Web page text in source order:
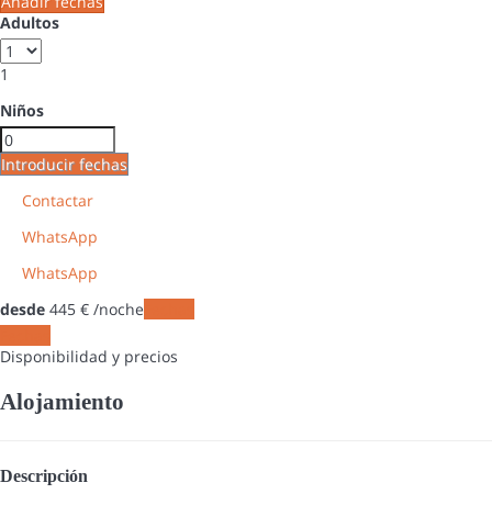
Adultos
1
Niños
Introducir fechas
Contactar
WhatsApp
WhatsApp
desde 445 € /noche
Disponibilidad y precios
Alojamiento
Descripción